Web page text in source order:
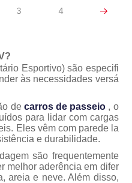
3 4
Esportivo) são especifi
às necessidades vers
de carros de passeio , o
para lidar com cargas
Eles vêm com parede la
e durabilidade.
são frequentemente
melhor aderência em difer
areia e neve. Além disso,